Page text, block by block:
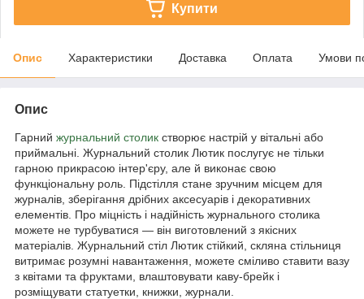
Купити
Опис Характеристики Доставка Оплата Умови
Опис
Гарний журнальний столик створює настрій у вітальні або
приймальні. Журнальний столик Лютик послугує не тільки
гарною прикрасою інтер'єру, але й виконає свою
функціональну роль. Підстілля стане зручним місцем для
журналів, зберігання дрібних аксесуарів і декоративних
елементів. Про міцність і надійність журнального столика
можете не турбуватися — він виготовлений з якісних
матеріалів. Журнальний стіл Лютик стійкий, скляна стільниця
витримає розумні навантаження, можете сміливо ставити вазу
з квітами та фруктами, влаштовувати каву-брейк і
розміщувати статуетки, книжки, журнали.